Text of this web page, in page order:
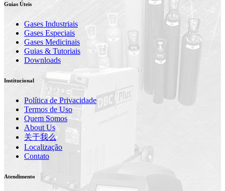
Guias Úteis
Gases Industriais
Gases Especiais
Gases Medicinais
Guias & Tutoriais
Downloads
Institucional
Política de Privacidade
Termos de Uso
Quem Somos
About Us
关于我么
Localização
Contato
Atendimento